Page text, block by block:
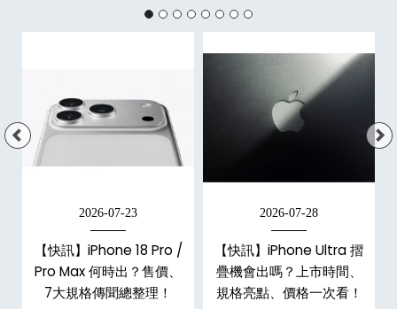
2026-07-23
【快訊】iPhone 18 Pro /
Pro Max 何時出？售價、
7大規格傳聞總整理！
2026-07-28
【快訊】iPhone Ultra 摺
疊機會出嗎？上市時間、
規格亮點、價格一次看！